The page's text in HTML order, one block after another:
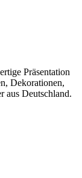
Präsentation
Dekorationen,
aus Deutschland.